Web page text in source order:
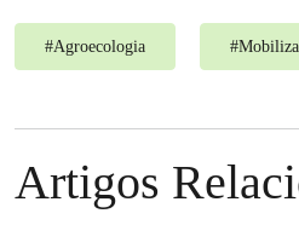
#Agroecologia #
Artigos